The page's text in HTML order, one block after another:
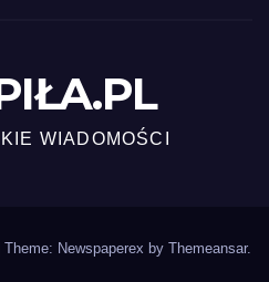
WIADOMOŚCI
Theme: Newspaperex by Themeansar.